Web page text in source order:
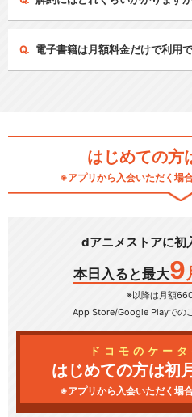
電子書籍は月額料金だけで利用
はじめての方
※アプリから入会いただく場
dアニメストアに初
本日入ると最大9
※以降は月額
App Store/Google Playでの
ドコモのケー
はじめての方は初
※アプリから入会いただく場